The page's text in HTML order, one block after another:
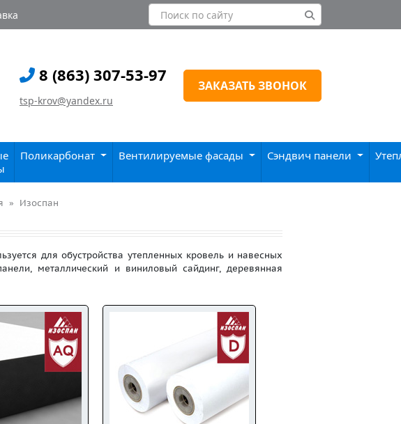
8 (863) 307-53-97
tsp-krov@yandex.ru
ЗАКАЗАТЬ ЗВОНОК
Поликарбонат Вентилируемые фасады Сэндвич панели
Изоспан
для обустройства утепленных кровель и навесных
металлический и виниловый сайдинг, деревянная